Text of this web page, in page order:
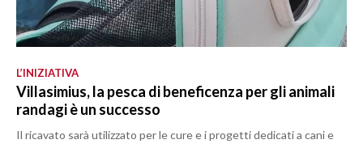
L’INIZIATIVA
Villasimius, la pesca di beneficenza per gli animali
randagi è un successo
Il ricavato sarà utilizzato per le cure e i progetti dedicati a cani e